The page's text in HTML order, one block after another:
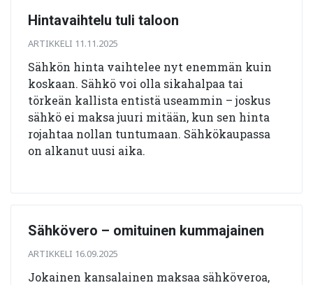
Hintavaihtelu tuli taloon
ARTIKKELI 11.11.2025
Sähkön hinta vaihtelee nyt enemmän kuin
koskaan. Sähkö voi olla sikahalpaa tai
törkeän kallista entistä useammin – joskus
sähkö ei maksa juuri mitään, kun sen hinta
rojahtaa nollan tuntumaan. Sähkökaupassa
on alkanut uusi aika.
Sähkövero – omituinen kummajainen
ARTIKKELI 16.09.2025
Jokainen kansalainen maksaa sähköveroa,